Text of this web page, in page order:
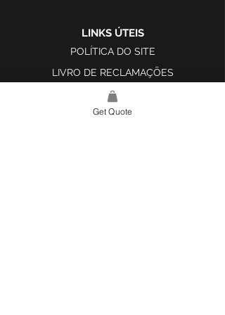
LINKS ÚTEIS
POLÍTICA DO SITE
LIVRO DE RECLAMAÇÕES
Get Quote